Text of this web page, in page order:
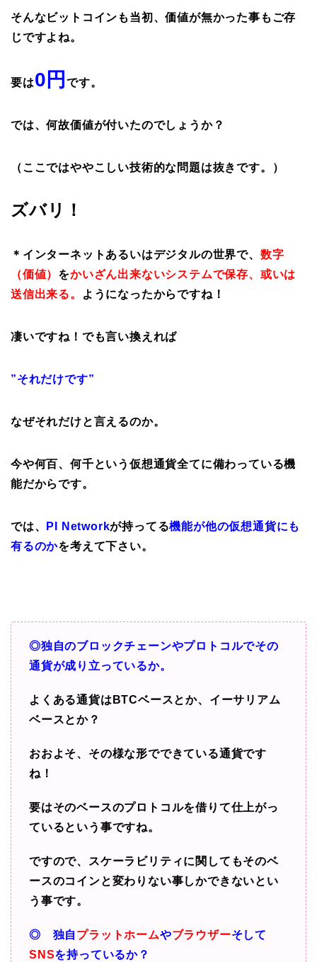
そんなビットコインも当初、価値が無かった事もご存
じですよね。
要は0円です。
では、何故価値が付いたのでしょうか？
（ここではややこしい技術的な問題は抜きです。）
ズバリ！
＊インターネットあるいはデジタルの世界で、 数字
（価値） をかいざん出来ないシステムで保存、或いは
送信出来る。
ようになったからですね！
凄いですね！でも言い換えれば
”それだけです”
なぜそれだけと言えるのか。
今や何百、何千という仮想通貨全てに備わっている機
能だからです。
では、 PI Networkが持ってる機能が他の仮想通貨にも
有るのかを考えて下さい。
◎独自のブロックチェーンやプロトコルでその
通貨が成り立っているか。
よくある通貨はBTCベースとか、イーサリアム
ベースとか？
おおよそ、その様な形でできている通貨です
ね！
要はそのベースのプロトコルを借りて仕上がっ
ているという事ですね。
ですので、スケーラビリティに関してもそのベ
ースのコインと変わりない事しかできないとい
う事です。
◎ 独自 プラットホームやブラウザーそして
SNSを持っているか？